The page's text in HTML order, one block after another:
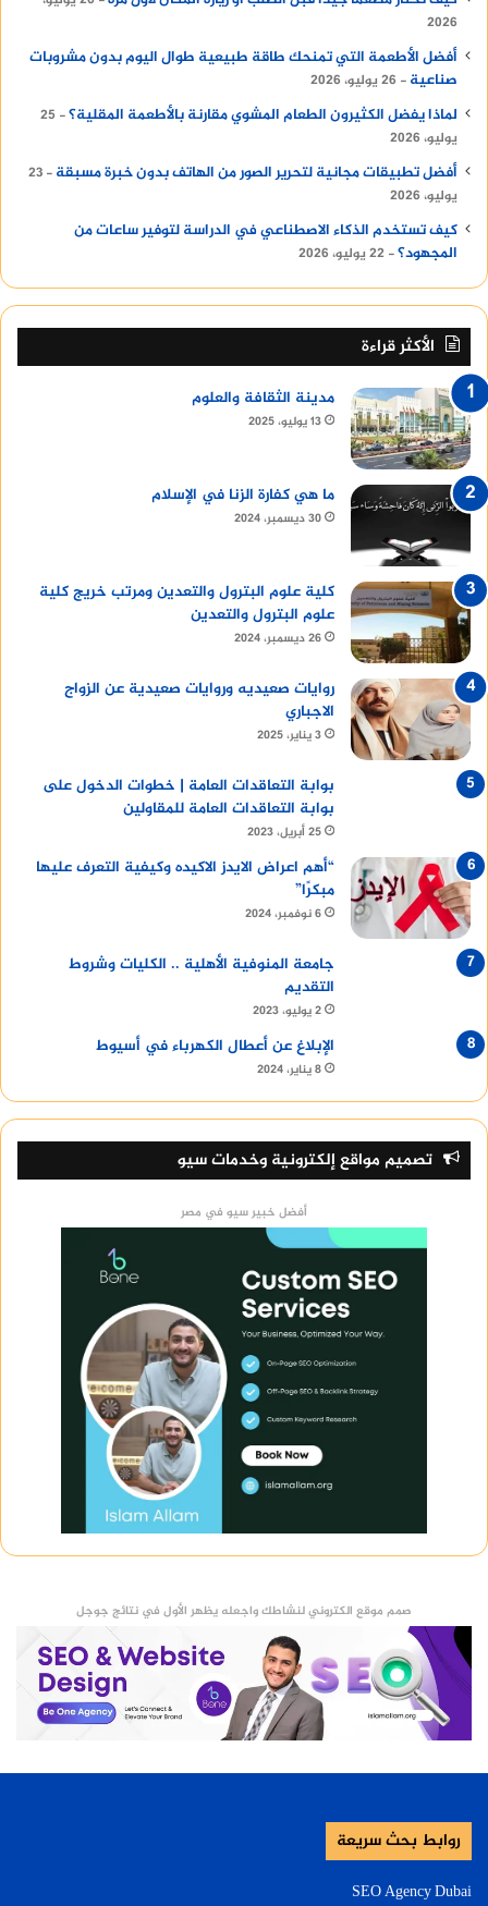
2026
أفضل الأطعمة التي تمنحك طاقة طبيعية طوال اليوم بدون مشروبات
صناعية
26 يوليو، 2026
لماذا يفضل الكثيرون الطعام المشوي مقارنة بالأطعمة المقلية؟
25
يوليو، 2026
أفضل تطبيقات مجانية لتحرير الصور من الهاتف بدون خبرة مسبقة
23
يوليو، 2026
كيف تستخدم الذكاء الاصطناعي في الدراسة لتوفير ساعات من
المجهود؟ 22 يوليو، 2026
الأكثر قراءة
مدينة الثقافة والعلوم
13 يوليو، 2025
ما هي كفارة الزنا في الإسلام
30 ديسمبر، 2024
كلية علوم البترول والتعدين ومرتب خريج كلية
علوم البترول والتعدين
26 ديسمبر، 2024
روايات صعيديه وروايات صعيدية عن الزواج
الاجباري
3 يناير، 2025
بوابة التعاقدات العامة | خطوات الدخول على
بوابة التعاقدات العامة للمقاولين
25 أبريل، 2023
“أهم اعراض الايدز الاكيده وكيفية التعرف عليها
مبكرًا”
6 نوفمبر، 2024
جامعة المنوفية الأهلية .. الكليات وشروط
التقديم
2 يوليو، 2023
الإبلاغ عن أعطال الكهرباء في أسيوط
8 يناير، 2024
تصميم مواقع إلكترونية وخدمات سيو
أفضل خبير سيو في مصر
صمم موقع الكتروني لنشاطك واجعله يظهر الأول في نتائج جوجل
روابط بحث سريعة
SEO Agency Dubai